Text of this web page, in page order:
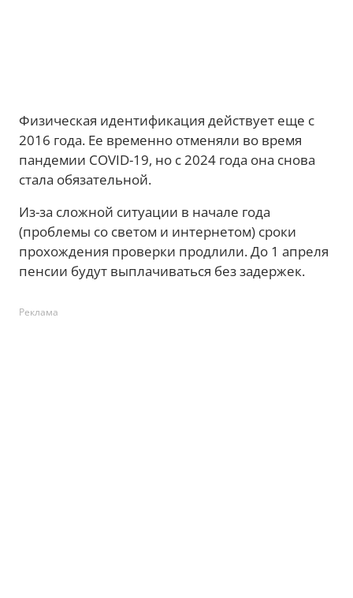
Физическая идентификация действует еще с
2016 года. Ее временно отменяли во время
пандемии COVID-19, но с 2024 года она снова
стала обязательной.
Из-за сложной ситуации в начале года
(проблемы со светом и интернетом) сроки
прохождения проверки продлили. До 1 апреля
пенсии будут выплачиваться без задержек.
Реклама